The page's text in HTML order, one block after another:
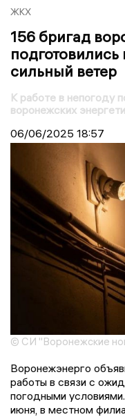
ЖКХ
156 бригад
сильный ветер
К работе в непогоду
воронежских
06/06/2025 18:57
© СИ "Воронежские
Воронежэнерго
работы в связи с
погодными
июня, в местном